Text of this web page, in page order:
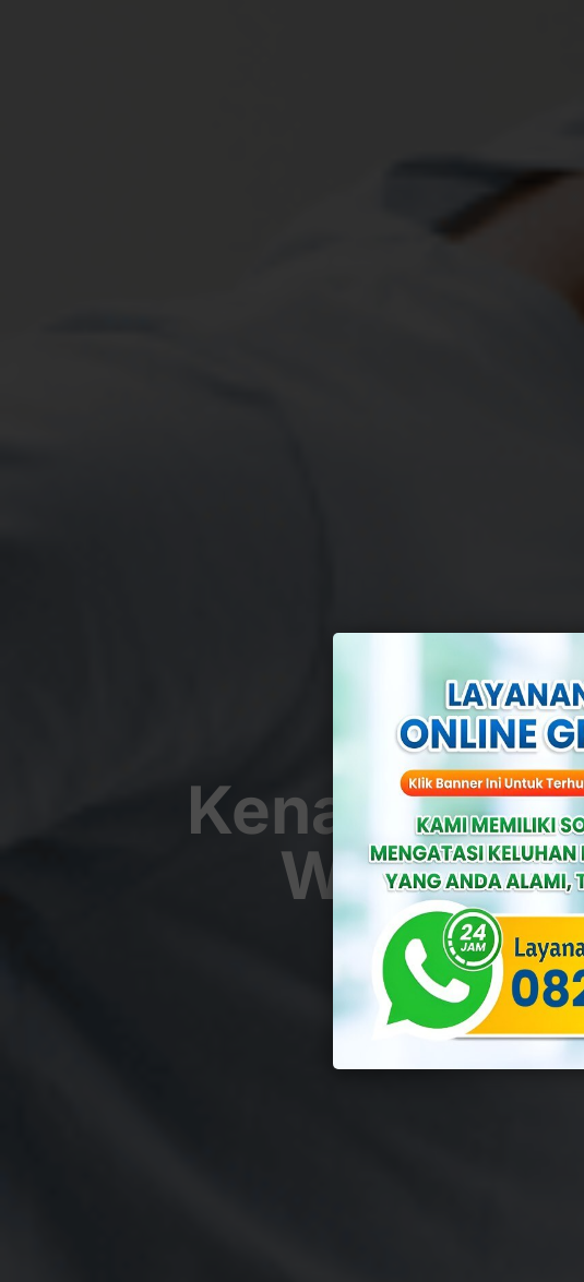
Kenali 5
Wajib